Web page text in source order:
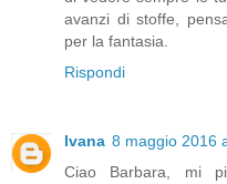
avanzi di stoffe,
per la fantasia.
Rispondi
Ivana 8 maggio 2016
Ciao Barbara, mi